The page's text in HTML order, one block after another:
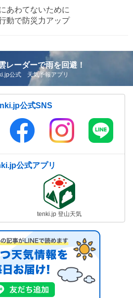
あわてないために
動で防災力アップ
レーダーで雨を回避！
公式 天気予報アプリ
公式SNS
公式アプリ
tenki.jp 登山天気